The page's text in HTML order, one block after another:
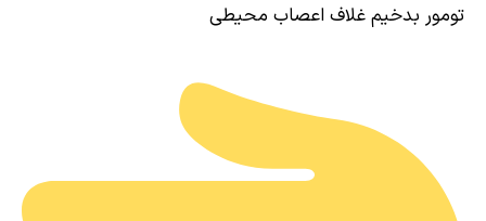
تومور بدخیم غلاف اعصاب محیطی